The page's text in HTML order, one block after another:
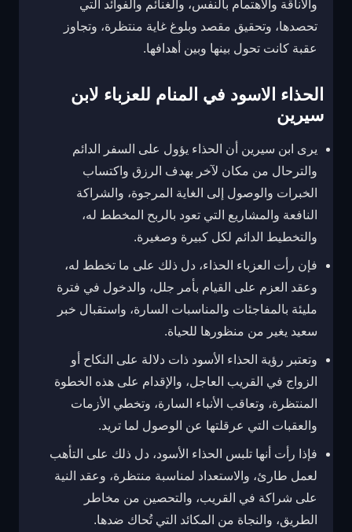
والأناقة والاهتمام بالنفس، والغنائم والفوائد التي
تحصدها، وتحقيق مقصد وبلوغ غاية منتظرة، وتجاوز
عقبة كانت تحول بينها وبين أهدافها.
الحذاء الاسود في المنام للعزباء لابن
سيرين
يرى ابن سيرين أن الحذاء يؤول على السفر الدائم
والترحال من مكان لآخر بهدف الرزق واكتساب
الخبرات والوصول إلى الغاية المرجوة، والشراكة
النافعة والمشاريع التي تعود بالربح المخطط له،
والتخطيط الدائم لكل كبيرة وصغيرة.
فإن رأت العزباء الحذاء، دل ذلك على ما تخطط له،
وعقد العزم على القيام بأمر جلل، والدخول في فترة
مليئة بالمفاجئات والمناسبات السارة، واستقبال خبر
سعيد يغير من منظورها للحياة.
وتعتبر رؤية الحذاء الأسود ذات دلالة على النكاح أو
الزواج في القريب العاجل، والإقدام على هذه الخطوة
المنتظرة، وتعاقب الأنباء السارة، وتخطي الأزمات
والعقبات التي عرقلتها عن الوصول لما تريد.
فإذا رأت أنها تلبس الحذاء الأسود، دل ذلك على التأهب
لعمل طارئ، والاستعداد لمناسبة منتظرة، وعقد النية
على شراكة في القريب، والتحصين من مخاطر
الطريق، والنجاة من المكائد التي تُحاك ضدها.